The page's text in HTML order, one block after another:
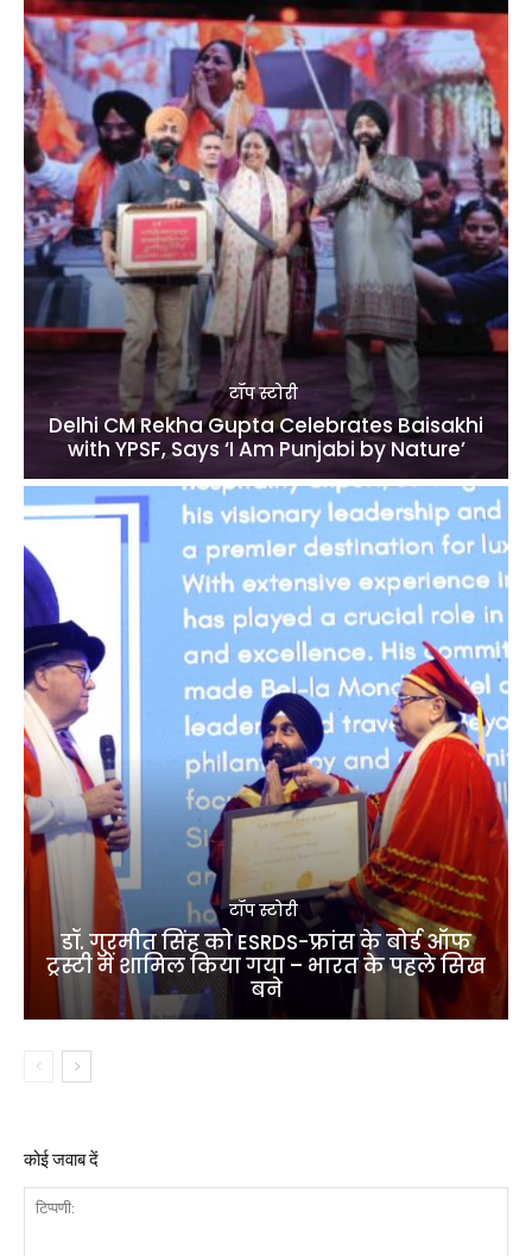
टॉप स्टोरी
Delhi CM Rekha Gupta Celebrates Baisakhi
with YPSF, Says ‘I Am Punjabi by Nature’
टॉप स्टोरी
डॉ. गुरमीत सिंह को ESRDS-फ्रांस के बोर्ड ऑफ
ट्रस्टी में शामिल किया गया – भारत के पहले सिख
बने
कोई जवाब दें